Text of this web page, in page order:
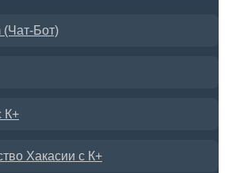
Бот)
К+
Хакасии с К+